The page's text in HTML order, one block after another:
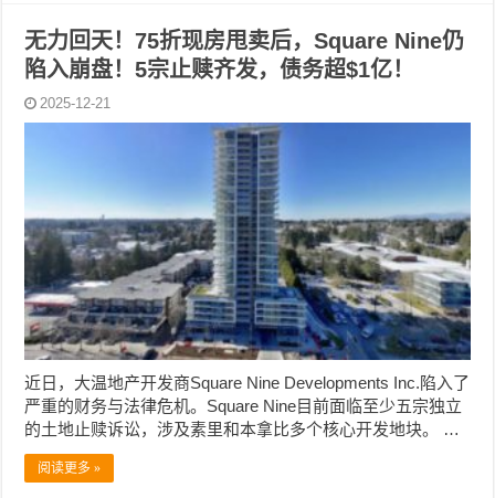
无力回天！75折现房甩卖后，Square Nine仍
陷入崩盘！5宗止赎齐发，债务超$1亿！
2025-12-21
近日，大温地产开发商Square Nine Developments Inc.陷入了
严重的财务与法律危机。Square Nine目前面临至少五宗独立
的土地止赎诉讼，涉及素里和本拿比多个核心开发地块。 …
阅读更多 »